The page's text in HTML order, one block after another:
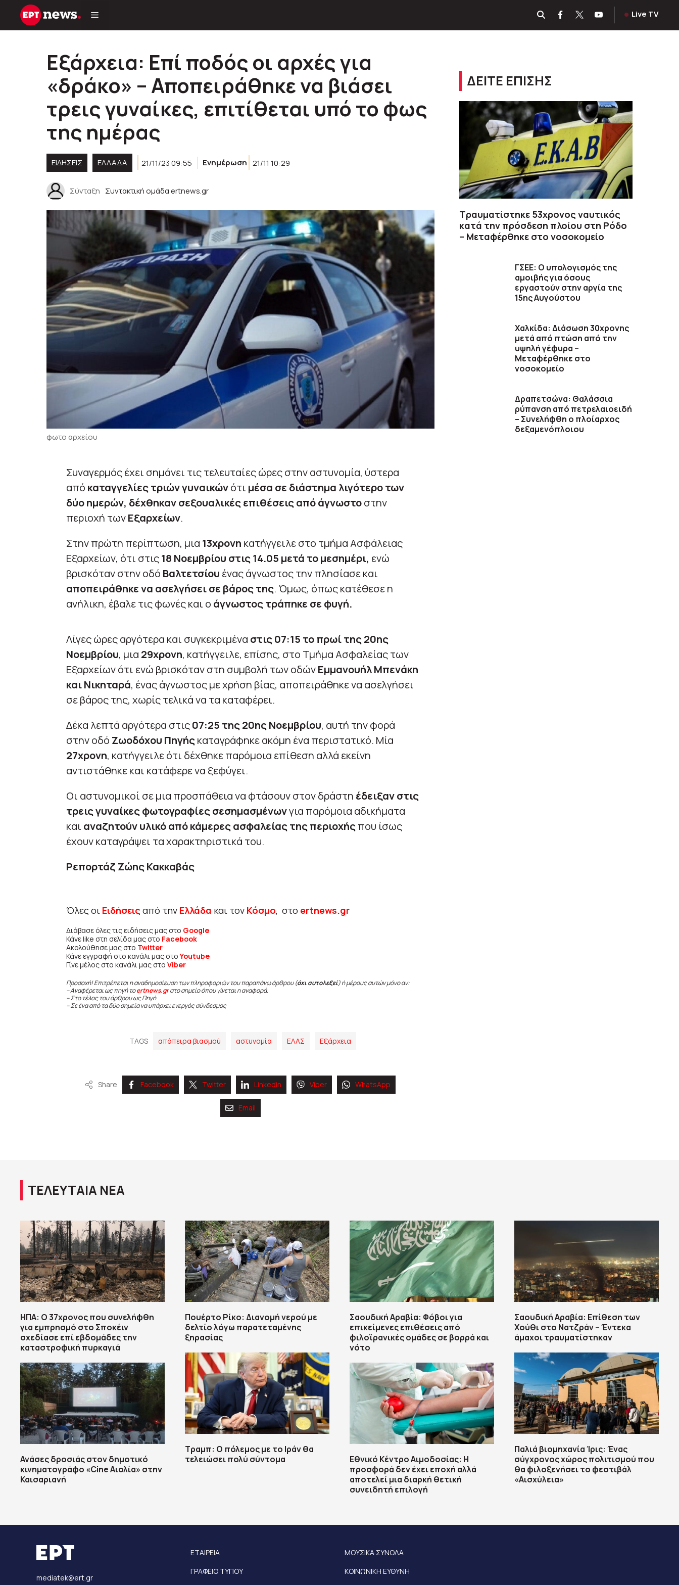
Μετάβαση
Live TV
Εξάρχεια: Επί ποδός οι αρχές για
«δράκο» – Αποπειράθηκε να βιάσει
τρεις γυναίκες, επιτίθεται υπό το φως
της ημέρας
ΕΙΔΗΣΕΙΣ ΕΛΛΑΔΑ 21/11/23 09:55 Ενημέρωση 21/11 10:29
Σύνταξη Συντακτική ομάδα ertnews.gr
φωτο αρχείου
Συναγερμός έχει σημάνει τις τελευταίες ώρες στην αστυνομία, ύστερα
από καταγγελίες τριών γυναικώνότι μέσα σε διάστημα λιγότερο των
δύο ημερών, δέχθηκαν σεξουαλικές επιθέσεις από άγνωστοστην
περιοχή τωνΕξαρχείων.
Στην πρώτη περίπτωση, μια 13χρονη κατήγγειλε στο τμήμα Ασφάλειας
Εξαρχείων, ότι στις18 Νοεμβρίου στις 14.05 μετά το μεσημέρι, ενώ
βρισκόταν στην οδό Βαλτετσίου ένας άγνωστος την πλησίασε και
αποπειράθηκε να ασελγήσει σε βάρος της. Όμως, όπως κατέθεσε η
ανήλικη, έβαλε τις φωνές και ο άγνωστος τράπηκε σε φυγή.
Λίγες ώρες αργότερα και συγκεκριμένα στις 07:15 το πρωί της 20ης
Νοεμβρίου, μια 29χρονη, κατήγγειλε, επίσης, στο Τμήμα Ασφαλείας των
Εξαρχείων ότι ενώ βρισκόταν στη συμβολή των οδώνΕμμανουήλ Μπενάκη
και Νικηταρά, ένας άγνωστος με χρήση βίας, αποπειράθηκε να ασελγήσει
σε βάρος της, χωρίς τελικά να τα καταφέρει.
Δέκα λεπτά αργότερα στις07:25 της 20ης Νοεμβρίου, αυτή την φορά
στην οδό Ζωοδόχου Πηγήςκαταγράφηκε ακόμη ένα περιστατικό. Μία
27χρονη, κατήγγειλε ότι δέχθηκε παρόμοια επίθεση αλλά εκείνη
αντιστάθηκε και κατάφερε να ξεφύγει.
Οι αστυνομικοί σε μια προσπάθεια να φτάσουν στον δράστη έδειξαν στις
τρεις γυναίκες φωτογραφίες σεσημασμένωνγια παρόμοια αδικήματα
και αναζητούν υλικό από κάμερες ασφαλείας της περιοχήςπου ίσως
έχουν καταγράψει τα χαρακτηριστικά του.
Ρεπορτάζ Ζώης Κακκαβάς
Όλες οι Ειδήσεις από την Ελλάδα και τον Κόσμο, στο ertnews.gr
Διάβασε όλες τις ειδήσεις μας στο Google
Κάνε like στη σελίδα μας στο Facebook
Ακολούθησε μας στο Twitter
Κάνε εγγραφή στο κανάλι μας στοYoutube
Γίνε μέλος στο κανάλι μας στο Viber
Προσοχή! Επιτρέπεται η αναδημοσίευση των πληροφοριών του παραπάνω άρθρου (όχι αυτολεξεί) ή μέρους αυτών μόνο αν:
– Αναφέρεται ως πηγή τοertnews.gr στο σημείο όπου γίνεται η αναφορά.
– Στο τέλος του άρθρου ως Πηγή
– Σε ένα από τα δύο σημεία να υπάρχει ενεργός σύνδεσμος
TAGS απόπειρα βιασμού αστυνομία ΕΛΑΣ Εξάρχεια
Share Facebook Twitter Linkedin Viber WhatsApp
Email
ΔΕΙΤΕ ΕΠΙΣΗΣ
Τραυματίστηκε 53χρονος ναυτικός
κατά την πρόσδεση πλοίου στη Ρόδο
– Μεταφέρθηκε στο νοσοκομείο
ΓΣΕΕ: Ο υπολογισμός της
αμοιβής για όσους
εργαστούν στην αργία της
15ης Αυγούστου
Χαλκίδα: Διάσωση 30χρονης
μετά από πτώση από την
υψηλή γέφυρα –
Μεταφέρθηκε στο
νοσοκομείο
Δραπετσώνα: Θαλάσσια
ρύπανση από πετρελαιοειδή
– Συνελήφθη ο πλοίαρχος
δεξαμενόπλοιου
ΤΕΛΕΥΤΑΙΑ ΝΕΑ
ΗΠΑ: Ο 37χρονος που συνελήφθη
για εμπρησμό στο Σποκέιν
σχεδίασε επί εβδομάδες την
καταστροφική πυρκαγιά
Ανάσες δροσιάς στον δημοτικό
κινηματογράφο «Cine Αιολία» στην
Καισαριανή
Πουέρτο Ρίκο: Διανομή νερού με
δελτίο λόγω παρατεταμένης
ξηρασίας
Τραμπ: Ο πόλεμος με το Ιράν θα
τελειώσει πολύ σύντομα
Σαουδική Αραβία: Φόβοι για
επικείμενες επιθέσεις από
φιλοϊρανικές ομάδες σε βορρά και
νότο
Εθνικό Κέντρο Αιμοδοσίας: H
προσφορά δεν έχει εποχή αλλά
αποτελεί μια διαρκή θετική
συνειδητή επιλογή
Σαουδική Αραβία: Επίθεση των
Χούθι στο Νατζράν – Έντεκα
άμαχοι τραυματίστηκαν
Παλιά βιομηχανία Ίρις: Ένας
σύγχρονος χώρος πολιτισμού που
θα φιλοξενήσει το φεστιβάλ
«Αισχύλεια»
mediatek@ert.gr
ΕΤΑΙΡΕΙΑ
ΓΡΑΦΕΙΟ ΤΥΠΟΥ
ΜΟΥΣΙΚΑ ΣΥΝΟΛΑ
ΚΟΙΝΩΝΙΚΗ ΕΥΘΥΝΗ